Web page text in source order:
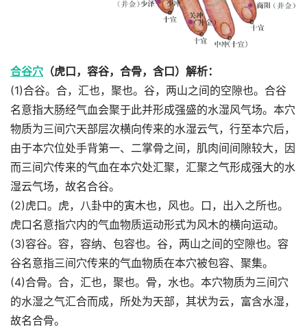
合谷穴 （虎口，容谷，合骨，含口）解析：
(1)合谷。合，汇也，聚也。谷，两山之间的空隙也。合谷
名意指大肠经气血会聚于此并形成强盛的水湿风气场。本穴
物质为三间穴天部层次横向传来的水湿云气，行至本穴后，
由于本穴位处手背第一、二掌骨之间，肌肉间间隙较大，因
而三间穴传来的气血在本穴处汇聚，汇聚之气形成强大的水
湿云气场，故名合谷。
(2)虎口。虎，八卦中的寅木也，风也。口，出入之所也。
虎口名意指穴内的气血物质运动形式为风木的横向运动。
(3)容谷。容，容纳、包容也。谷，两山之间的空隙也。容
谷名意指三间穴传来的气血物质在本穴被包容、聚集。
(4)合骨。合，汇也，聚也。骨，水也。本穴物质为三间穴
的水湿之气汇合而成，所处为天部，其状为云，富含水湿，
故名合骨。